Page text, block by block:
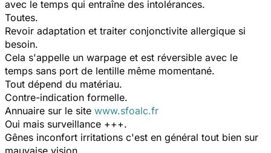
avec le temps qui entraîne des intolérances.
Toutes.
Revoir adaptation et traiter conjonctivite allergique si
besoin.
Cela s'appelle un warpage et est réversible avec le
temps sans port de lentille même momentané.
Tout dépend du matériau.
Contre-indication formelle.
Annuaire sur le site www.sfoalc.fr
Oui mais surveillance +++.
Gênes inconfort irritations c'est en général tout bien sur
mauvaise vision.